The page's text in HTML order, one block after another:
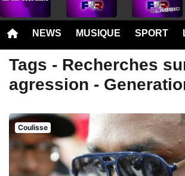
NEWS MUSIQUE SPORT
Tags - Recherches
agression -
Coulisse